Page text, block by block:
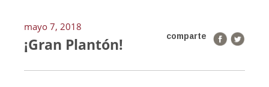
mayo 7, 2018
comparte
¡Gran Plantón!